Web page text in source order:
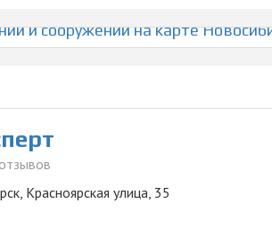
и сооружений на карте
Красноярская улица, 35